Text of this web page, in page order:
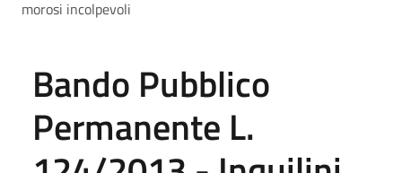
morosi incolpevoli
Bando Pubblico
Permanente L.